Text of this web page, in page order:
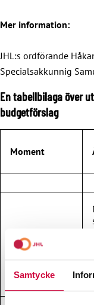
Samtycke
Mer information:
JHL:s ordförande
Specialsakkunnig
En tabellbilaga över
budgetförslag
Moment
29.01.04